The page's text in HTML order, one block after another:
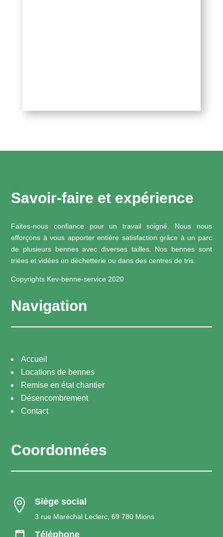
Savoir-faire et expérience
Faites-nous confiance pour un travail soigné. Nous nous
efforçons à vous apporter entière satisfaction grâce à un parc
de plusieurs bennes avec diverses tailles. Nos bennes sont
triées et vidées en déchetterie ou dans des centres de tris.
Copyrights Kev-benne-service 2020
Navigation
Accueil
Locations de bennes
Remise en état chantier
Désencombrement
Contact
Coordonnées
 Siège social
3 rue Maréchal Leclerc, 69 780 Mions
Téléphone